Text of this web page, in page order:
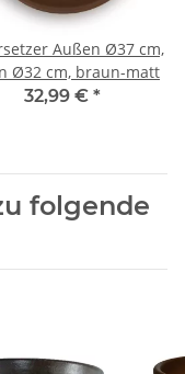
Außen Ø37 cm,
Ø32 cm, braun-matt
32,99 € *
folgende